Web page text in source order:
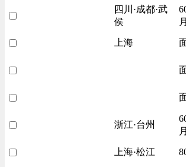
四川·成都·武
侯
月
上海
浙江·台州
月
上海·松江